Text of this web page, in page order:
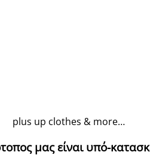
plus up clothes & more…
μας είναι υπό-